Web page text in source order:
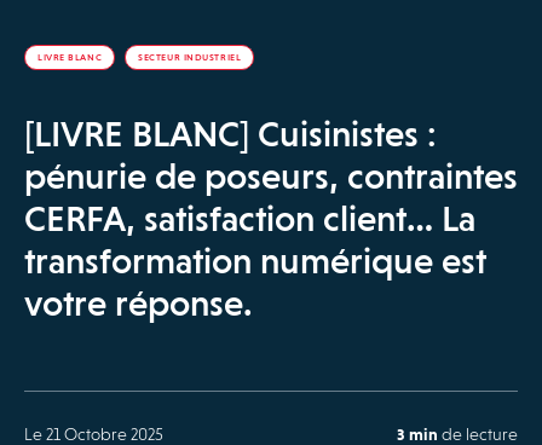
LIVRE BLANC SECTEUR INDUSTRIEL
[LIVRE BLANC] Cuisinistes :
pénurie de poseurs, contraintes
CERFA, satisfaction client… La
transformation numérique est
votre réponse.
Le 21 Octobre 2025 3 min de lecture